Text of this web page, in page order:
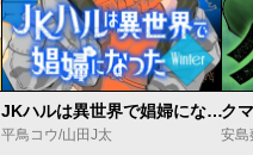
JKハルは異世界で娼婦になった Winter
平鳥コウ/山田J太
ク
安島